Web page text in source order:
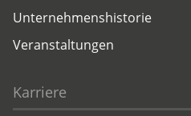
Unternehmenshistorie
Veranstaltungen
Karriere